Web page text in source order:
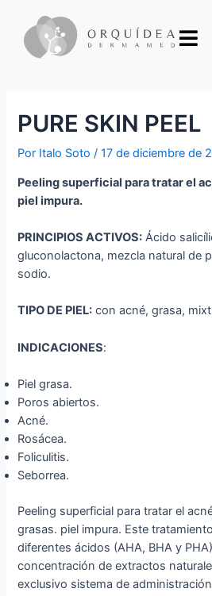
PURE SKIN PEEL
Por Italo Soto/17 de diciembre de
Peeling superficial para tratar el
piel impura.
PRINCIPIOS ACTIVOS: Ácido
gluconolactona, mezcla natural de
sodio.
TIPO DE PIEL: con acné, grasa,
INDICACIONES:
Piel grasa.
Poros abiertos.
Acné.
Rosácea.
Foliculitis.
Seborrea.
Peeling superficial para tratar el
grasas. piel impura. Este
diferentes ácidos (AHA, BHA y
concentración de extractos
exclusivo sistema de